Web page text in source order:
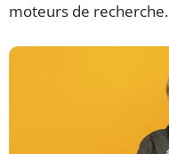
moteurs de recherche.